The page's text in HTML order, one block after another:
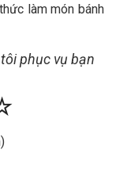
làm món bánh
phục vụ bạn